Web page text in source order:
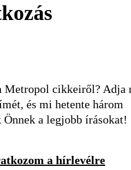
Metropol cikkeiről? Adja
és mi hetente három
a legjobb írásokat!
a hírlevélre